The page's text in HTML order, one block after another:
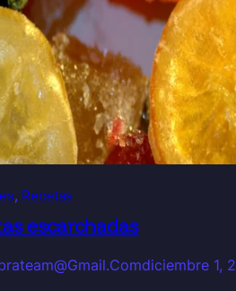
, Recetas
escarchadas
diciembre 1,